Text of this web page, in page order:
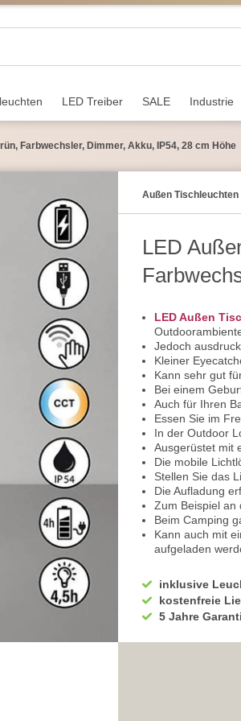
LED Treiber SALE Industrie
Farbwechsler, Dimmer, Akku, IP54, 28 cm Höhe
Außen Tischleuchten
LED
LED Außen
Jedoch
Kleiner
Kann sehr gut
Bei einem
Auch für Ihren
Essen Sie im
In der Outdoor
Ausgerüstet mit
Die mobile
Stellen Sie das
Die Aufladung
Zum Beispiel an
Beim Camping
Kann auch mit
aufgeladen
Jedoch je nach
Stunden
Integriert ist ein
Zwischen
Beim
Wohliges
inklusive
kostenfreie
5 Jahre